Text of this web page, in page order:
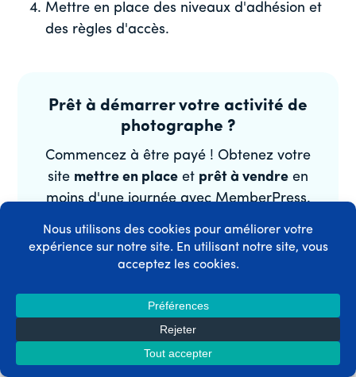
Mettre en place des niveaux d'adhésion et
des règles d'accès.
Prêt à démarrer votre activité de
photographe ?
Commencez à être payé ! Obtenez votre
site mettre en place et prêt à vendre en
moins d'une journée avec MemberPress.
Obtenir MemberPress maintenant
Voir toutes les caractéristiques